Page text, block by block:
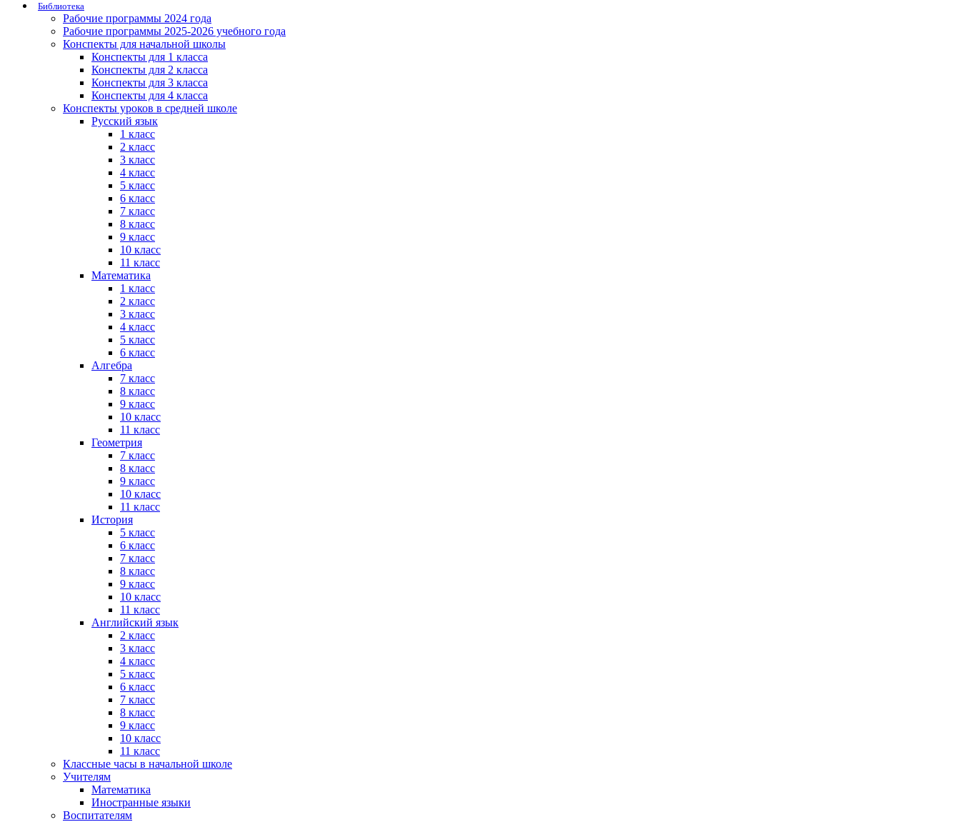
Библиотека
Рабочие программы 2024 года
Рабочие программы 2025-2026 учебного года
Конспекты для начальной школы
Конспекты для 1 класса
Конспекты для 2 класса
Конспекты для 3 класса
Конспекты для 4 класса
Конспекты уроков в средней школе
Русский язык
1 класс
2 класс
3 класс
4 класс
5 класс
6 класс
7 класс
8 класс
9 класс
10 класс
11 класс
Математика
1 класс
2 класс
3 класс
4 класс
5 класс
6 класс
Алгебра
7 класс
8 класс
9 класс
10 класс
11 класс
Геометрия
7 класс
8 класс
9 класс
10 класс
11 класс
История
5 класс
6 класс
7 класс
8 класс
9 класс
10 класс
11 класс
Английский язык
2 класс
3 класс
4 класс
5 класс
6 класс
7 класс
8 класс
9 класс
10 класс
11 класс
Классные часы в начальной школе
Учителям
Математика
Иностранные языки
Воспитателям